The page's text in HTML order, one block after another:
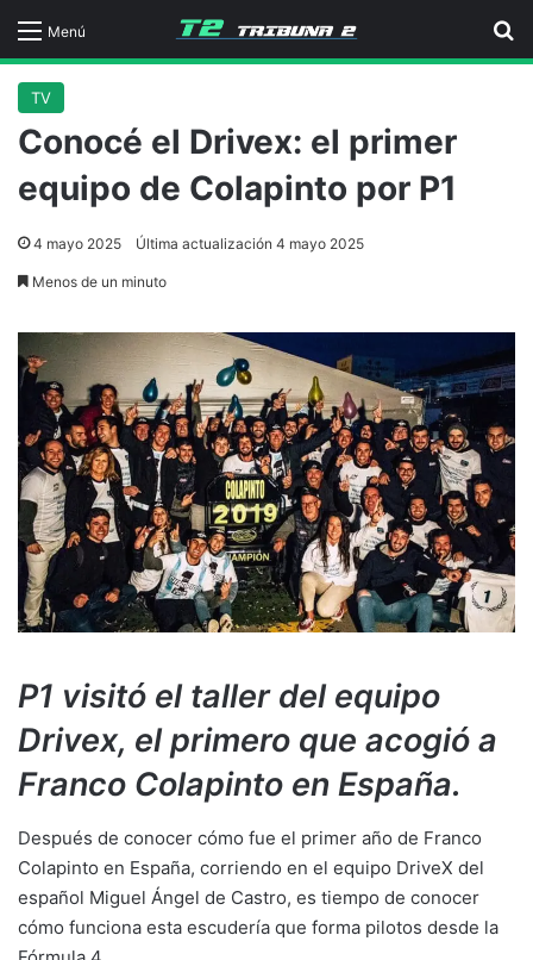
Menú
TV
Conocé el Drivex: el primer
equipo de Colapinto por P1
4 mayo 2025 Última actualización 4 mayo 2025
Menos de un minuto
P1 visitó el taller del equipo
Drivex, el primero que acogió a
Franco Colapinto en España.
Después de conocer cómo fue el primer año de Franco
Colapinto en España, corriendo en el equipo DriveX del
español Miguel Ángel de Castro, es tiempo de conocer
cómo funciona esta escudería que forma pilotos desde la